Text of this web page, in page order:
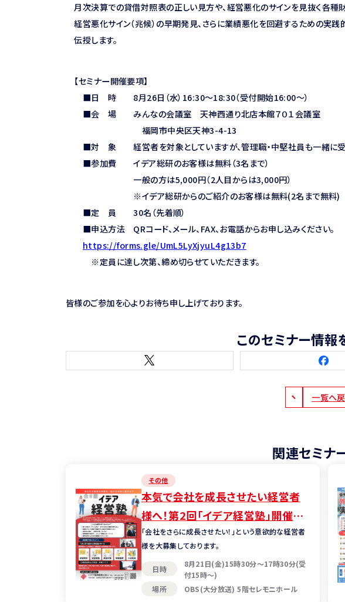
月次決算での貸借対照表の正しい見方や、経営悪化のサインを見抜く各種
経営悪化サイン（兆候）の早期発見、さらに業績悪化を回避するための実
伝授します。
【セミナー開催要項】
■日 時 8月26日（水）16:30～18:30（受付開始16:00～）
■会 場 みんなの会議室 天神西通り北店本館７０１会議室
福岡市中央区天神3-4-13
■対 象 経営者を対象としていますが、管理職・中堅社員も一緒に受講
■参加費 イデア総研のお客様は無料（3名まで）
一般の方は5,000円（2人目からは3,000円）
※イデア総研からのご紹介のお客様は無料(2名まで無料)
■定 員 30名（先着順）
■申込方法 QRコード、メール、FAX、お電話からお申し込みください。
https://forms.gle/UmL5LyXjyuL4g13b7
※定員に達し次第、締め切らせていただきます。
皆様のご参加を心よりお待ち申し上げております。
このセミナー情報
一覧へ
関連セミナ
その他
本気で会社を成長させたい経営者
様へ！第2回「イデア経営塾」開催の
お知らせ
「会社をさらに成長させたい！」という意欲的な経営者
様を大募集しております。
日時
8月21日(金)15時30分～17時30分(受
付15時～)
場所
OBS(大分放送) 5階セレモニホール